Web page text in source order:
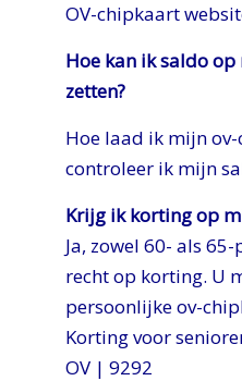
OV-chipkaart
Hoe kan ik saldo
zetten?
Hoe laad ik mijn
controleer ik mijn
Krijg ik korting op
Ja, zowel 60- als
recht op korting. U
persoonlijke ov-
Korting voor
OV | 9292